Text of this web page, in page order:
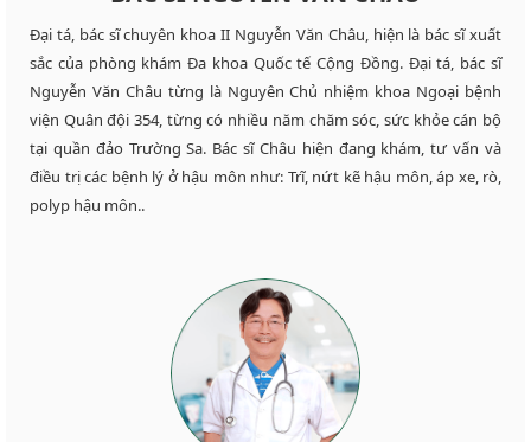
Đại tá, bác sĩ chuyên khoa II Nguyễn Văn Châu, hiện là bác sĩ xuất
sắc của phòng khám Đa khoa Quốc tế Cộng Đồng. Đại tá, bác sĩ
Nguyễn Văn Châu từng là Nguyên Chủ nhiệm khoa Ngoại bệnh
viện Quân đội 354, từng có nhiều năm chăm sóc, sức khỏe cán bộ
tại quần đảo Trường Sa. Bác sĩ Châu hiện đang khám, tư vấn và
điều trị các bệnh lý ở hậu môn như: Trĩ, nứt kẽ hậu môn, áp xe, rò,
polyp hậu môn..